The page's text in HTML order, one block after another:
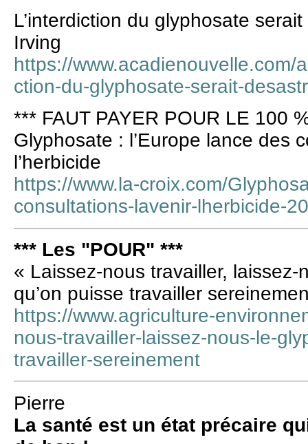
L’interdiction du glyphosate
Irving
https://
ction-du-glyphosate-serait-
*** FAUT PAYER POUR LE 100
Glyphosate : l’Europe lance des
l’herbicide
https://www.la-croix.com/
consultations-lavenir-lherbicide-
*** Les "POUR" ***
« Laissez-nous travailler,
qu’on puisse travailler
https://www.agriculture-
nous-travailler-laissez-nous-le-
travailler-sereinement
Pierre
La santé est un état précaire